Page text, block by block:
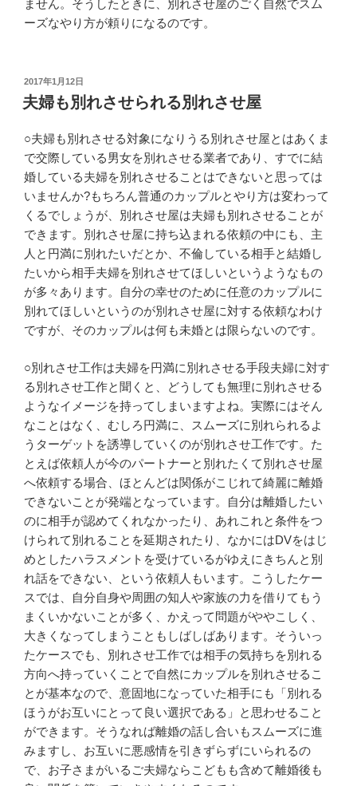
ません。そうしたときに、別れさせ屋のごく自然でスム
ーズなやり方が頼りになるのです。
投
稿
日:
2017年1月12日
夫婦も別れさせられる別れさせ屋
○夫婦も別れさせる対象になりうる別れさせ屋とはあくま
で交際している男女を別れさせる業者であり、すでに結
婚している夫婦を別れさせることはできないと思っては
いませんか?もちろん普通のカップルとやり方は変わって
くるでしょうが、別れさせ屋は夫婦も別れさせることが
できます。別れさせ屋に持ち込まれる依頼の中にも、主
人と円満に別れたいだとか、不倫している相手と結婚し
たいから相手夫婦を別れさせてほしいというようなもの
が多々あります。自分の幸せのために任意のカップルに
別れてほしいというのが別れさせ屋に対する依頼なわけ
ですが、そのカップルは何も未婚とは限らないのです。
○別れさせ工作は夫婦を円満に別れさせる手段夫婦に対す
る別れさせ工作と聞くと、どうしても無理に別れさせる
ようなイメージを持ってしまいますよね。実際にはそん
なことはなく、むしろ円満に、スムーズに別れられるよ
うターゲットを誘導していくのが別れさせ工作です。た
とえば依頼人が今のパートナーと別れたくて別れさせ屋
へ依頼する場合、ほとんどは関係がこじれて綺麗に離婚
できないことが発端となっています。自分は離婚したい
のに相手が認めてくれなかったり、あれこれと条件をつ
けられて別れることを延期されたり、なかにはDVをはじ
めとしたハラスメントを受けているがゆえにきちんと別
れ話をできない、という依頼人もいます。こうしたケー
スでは、自分自身や周囲の知人や家族の力を借りてもう
まくいかないことが多く、かえって問題がややこしく、
大きくなってしまうこともしばしばあります。そういっ
たケースでも、別れさせ工作では相手の気持ちを別れる
方向へ持っていくことで自然にカップルを別れさせるこ
とが基本なので、意固地になっていた相手にも「別れる
ほうがお互いにとって良い選択である」と思わせること
ができます。そうなれば離婚の話し合いもスムーズに進
みますし、お互いに悪感情を引きずらずにいられるの
で、お子さまがいるご夫婦ならこどもも含めて離婚後も